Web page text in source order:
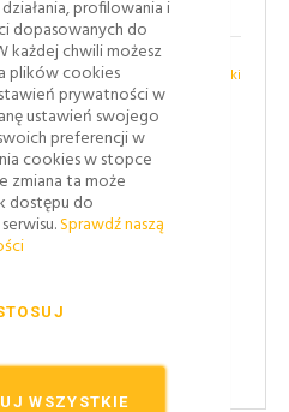
profilowania i
dopasowanych do
każdej chwili możesz
plików cookies
prywatności w
ustawień swojego
preferencji w
cookies w stopce
zmiana ta może
dostępu do
Sprawdź naszą
WSZYSTKIE
płatnego parkowania – jakie znaki
kiedy trzeba zapłacić?
chronią ściany, elewacje i
- przepisy i ich znaczenie